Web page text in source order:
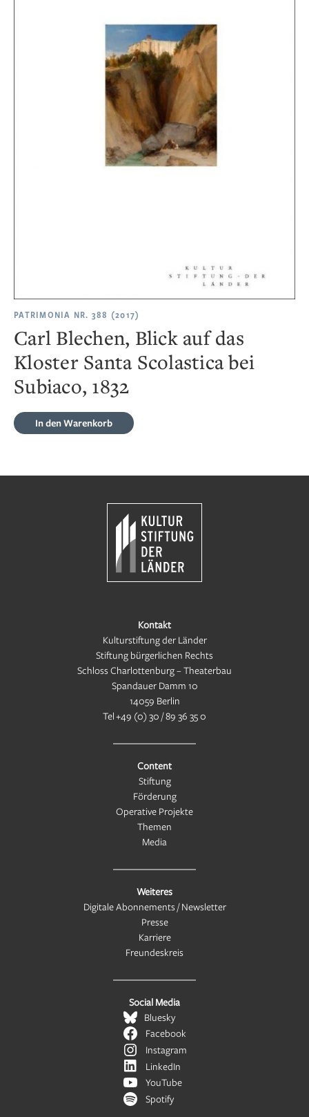
PATRIMONIA NR. 388 (2017)
Carl Blechen, Blick auf das
Kloster Santa Scolastica bei
Subiaco, 1832
In den Warenkorb
Kontakt
Kulturstiftung der Länder
Stiftung bürgerlichen Rechts
Schloss Charlottenburg – Theaterbau
Spandauer Damm 10
14059 Berlin
Tel+49 (0) 30 / 89 36 35 0
Content
Stiftung
Förderung
Operative Projekte
Themen
Media
Weiteres
Digitale Abonnements / Newsletter
Presse
Karriere
Freundeskreis
Social Media
Bluesky
Facebook
Instagram
LinkedIn
YouTube
Spotify